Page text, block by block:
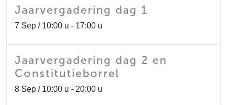
Jaarvergadering dag 1
7 Sep / 10:00 u - 17:00 u
Jaarvergadering dag 2 en
Constitutieborrel
8 Sep / 10:00 u - 20:00 u